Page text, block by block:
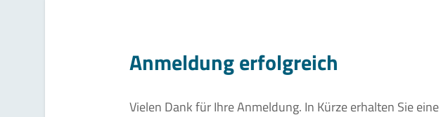
Anmeldung erfolgreich
Vielen Dank für Ihre Anmeldung. In Kürze erhalten Sie